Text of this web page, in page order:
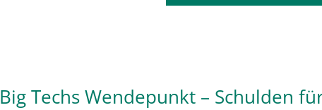
Big Techs Wendepunkt – Schulden